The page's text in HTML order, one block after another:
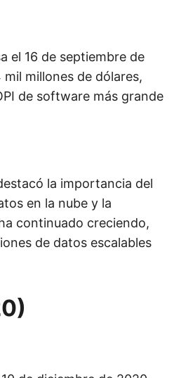
el 16 de septiembre de
millones de dólares,
de software más grande
la importancia del
en la nube y la
continuado creciendo,
de datos escalables